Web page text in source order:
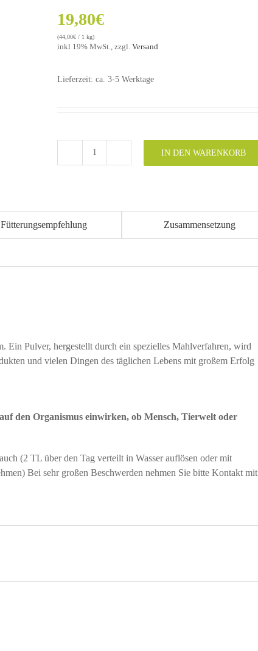
19,80€
(44,00€ / 1 kg)
inkl 19% MwSt., zzgl. Versand
Lieferzeit: ca. 3-5 Werktage
IN DEN WARENKORB
Fütterungsempfehlung Zusammensetzung
Pulver, hergestellt durch ein spezielles Mahlverfahren, wird
und vielen Dingen des täglichen Lebens mit großem Erfolg
den Organismus einwirken, ob Mensch, Tierwelt oder
(2 TL über den Tag verteilt in Wasser auflösen oder mit
Bei sehr großen Beschwerden nehmen Sie bitte Kontakt mit